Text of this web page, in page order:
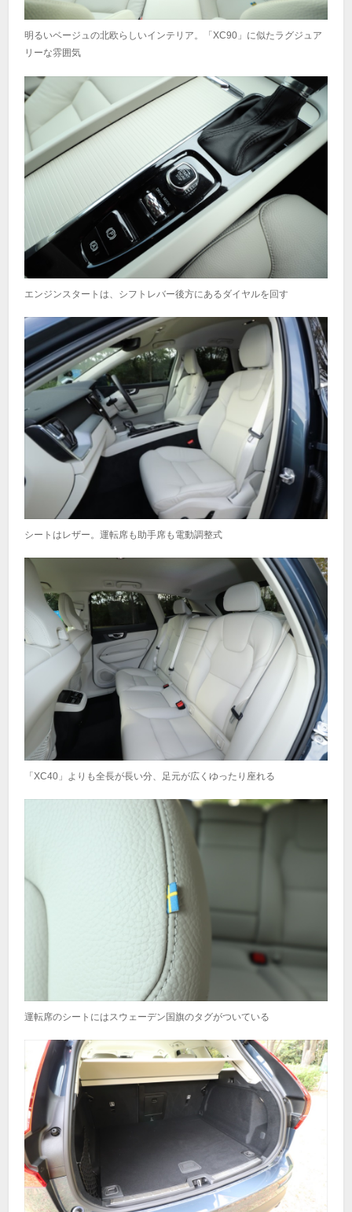
明るいベージュの北欧らしいインテリア。「XC90」に似たラグジュア
リーな雰囲気
エンジンスタートは、シフトレバー後方にあるダイヤルを回す
シートはレザー。運転席も助手席も電動調整式
「XC40」よりも全長が長い分、足元が広くゆったり座れる
運転席のシートにはスウェーデン国旗のタグがついている